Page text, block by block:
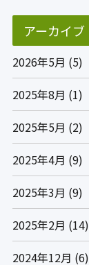
アーカイブ
2026年5月 (5)
2025年8月 (1)
2025年5月 (2)
2025年4月 (9)
2025年3月 (9)
2025年2月 (14)
2024年12月 (6)